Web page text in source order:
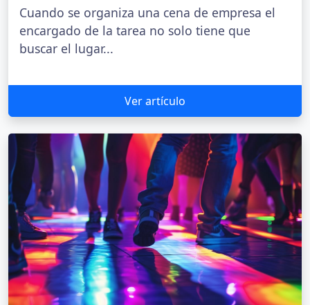
Cuando se organiza una cena de empresa el
encargado de la tarea no solo tiene que
buscar el lugar...
Ver artículo